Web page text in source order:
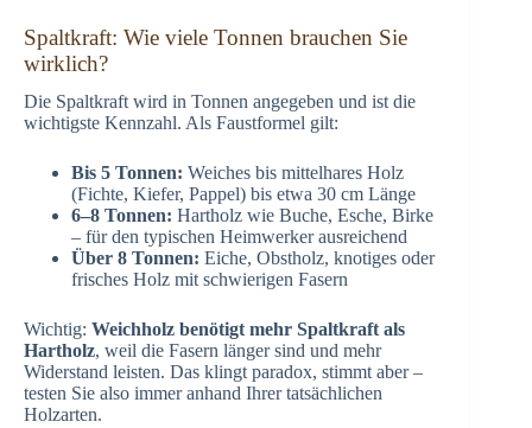
Spaltkraft: Wie viele Tonnen brauchen Sie
wirklich?
Die Spaltkraft wird in Tonnen angegeben und ist die
wichtigste Kennzahl. Als Faustformel gilt:
Bis 5 Tonnen: Weiches bis mittelhares Holz
(Fichte, Kiefer, Pappel) bis etwa 30 cm Länge
6–8 Tonnen: Hartholz wie Buche, Esche, Birke
– für den typischen Heimwerker ausreichend
Über 8 Tonnen: Eiche, Obstholz, knotiges oder
frisches Holz mit schwierigen Fasern
Wichtig: Weichholz benötigt mehr Spaltkraft als
Hartholz, weil die Fasern länger sind und mehr
Widerstand leisten. Das klingt paradox, stimmt aber –
testen Sie also immer anhand Ihrer tatsächlichen
Holzarten.